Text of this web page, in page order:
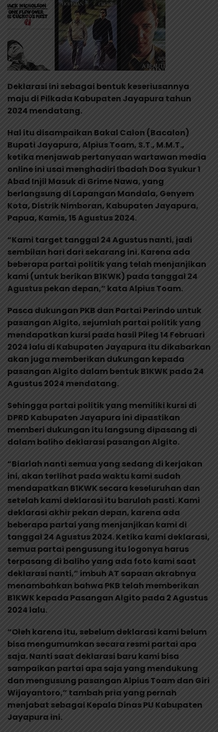
Deklarasi ini sebagai bentuk keseriusannya
maju di Pilkada Kabupaten Jayapura tahun
2024 mendatang.
Hal itu disampaikan Bakal Calon (Bacalon)
Bupati Jayapura, Alpius Toam, S.T., M.M.T.,
ketika menjawab pertanyaan wartawan media
online ini usai menghadiri Ibadah Doa Syukur 1
Abad Injil Masuk di Grime Nawa, yang
berlangsung di Lapangan Mandala, Genyem
Kota, Distrik Nimboran, Kabupaten Jayapura,
Papua, Kamis, 15 Agustus 2024.
“Kami target tanggal 24 Agustus nanti, jadi
sembilan hari dari sekarang ini. Karena ada
beberapa partai politik yang telah menjanjikan
kami (untuk berikan B1KWK) pada tanggal 24
Agustus pekan depan,” kata Alpius Toam.
Pasca dukungan PKB dan Partai Perindo untuk
pasangan Algito, sejumlah partai politik yang
mendapatkan kursi pada hasil Pileg 14 Februari
2024 lalu di Kabupaten Jayapura itu dikabarkan
akan juga memberikan dukungan kepada
pasangan Algito dalam bentuk B1KWK pada 24
Agustus 2024 mendatang.
Sehingga partai politik yang memiliki kursi di
DPRD Kabupaten Jayapura ini dipastikan
memberi dukungan itu langsung dipasang di
dalam baliho deklarasi pasangan Algito.
“Biarlah nanti semua yang sedang di kerjakan
ini, akan terlihat pada waktu kami sudah
mendapatkan B1KWK secara keseluruhan dan
setelah kami deklarasi itu barulah pasti. Kami
deklarasi akhir pekan depan, karena ada
beberapa partai yang menjanjikan kami di
tanggal 24 Agustus 2024. Ketika kami deklarasi,
semua partai pengusung itu logonya harus
terpasang di baliho yang ada foto kami saat
deklarasi nanti,” imbuh AT sapaan akrabnya
menambahkan bahwa PKB telah memberikan
B1KWK kepada Pasangan Algito pada 2 Agustus
2024 lalu.
“Oleh karena itu, sebelum deklarasi kami belum
bisa mengumumkan secara resmi partai apa
saja. Nanti saat deklarasi baru kami bisa
sampaikan partai apa saja yang mendukung
dan mengusung pasangan Alpius Toam dan Giri
Wijayantoro,” tambah pria yang pernah
menjabat sebagai Kepala Dinas PU Kabupaten
Jayapura ini.